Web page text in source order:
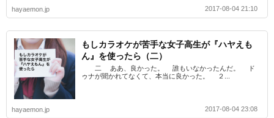
hayaemon.jp 2017-08-04 21:10
もしカラオケが苦手な女子高生が『ハヤえも
ん』を使ったら（二）
二 ああ、良かった。 誰もいなかったんだ。 ド
ゥナが聞かれてなくて、本当に良かった。 ２...
hayaemon.jp 2017-08-04 23:08